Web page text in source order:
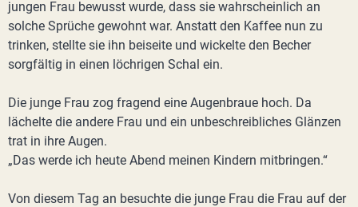
jungen Frau bewusst wurde, dass sie wahrscheinlich an
solche Sprüche gewohnt war. Anstatt den Kaffee nun zu
trinken, stellte sie ihn beiseite und wickelte den Becher
sorgfältig in einen löchrigen Schal ein.
Die junge Frau zog fragend eine Augenbraue hoch. Da
lächelte die andere Frau und ein unbeschreibliches Glänzen
trat in ihre Augen.
„Das werde ich heute Abend meinen Kindern mitbringen.“
Von diesem Tag an besuchte die junge Frau die Frau auf der